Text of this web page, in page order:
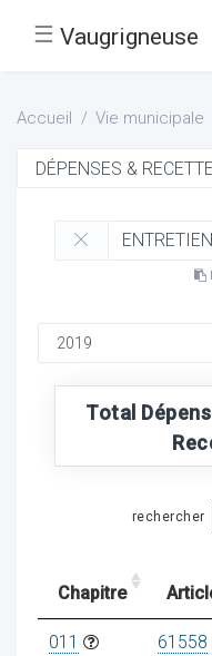
☰ Vaugrigneuse
Accueil Vie municipale
Total
rechercher
Chapitre
011 61558